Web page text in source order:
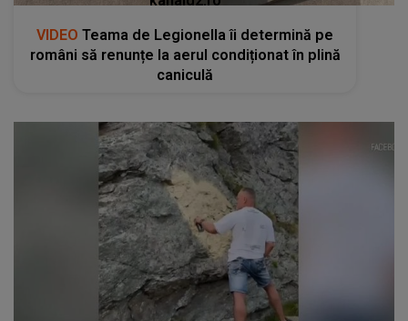
VIDEO Teama de Legionella îi determină pe
români să renunțe la aerul condiționat în plină
caniculă